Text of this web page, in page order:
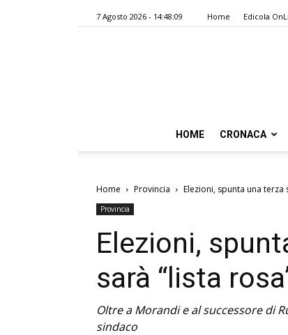
7 Agosto 2026 - 14:48:09 Home Edicola
HOME CRONACA
Home Provincia Elezioni, spunta una terza
Provincia
Elezioni,
sarà “lista
Oltre a Morandi e al successore di
sindaco